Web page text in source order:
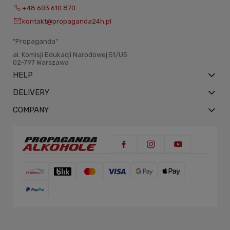
+48 603 610 870
kontakt@propaganda24h.pl
“Propaganda"
al. Komisji Edukacji Narodowej 51/U5
02-797 Warszawa
HELP
DELIVERY
COMPANY